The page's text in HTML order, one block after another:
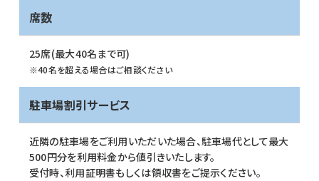
席数
25席(最大40名まで可)
※40名を超える場合はご相談ください
駐車場割引サービス
近隣の駐車場をご利用いただいた場合、駐車場代として最大
500円分を利用料金から値引きいたします。
受付時、利用証明書もしくは領収書をご提示ください。